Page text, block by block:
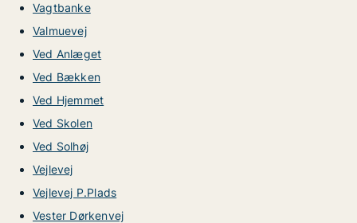
Vagtbanke
Valmuevej
Ved Anlæget
Ved Bækken
Ved Hjemmet
Ved Skolen
Ved Solhøj
Vejlevej
Vejlevej P.Plads
Vester Dørkenvej